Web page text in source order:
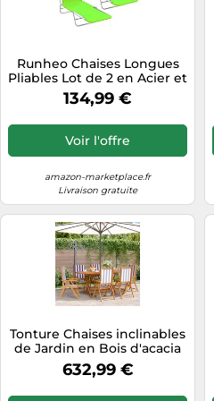
Runheo Chaises Longues
Pliables Lot de 2 en Acier et
Tissu Oxford Vert avec
Dossier réglable fauteuils
Balcon Piscine Plage
extérieur Camping détente
134,99 €
Voir l'offre
amazon-marketplace.fr
Livraison gratuite
Tonture Chaises inclinables
de Jardin en Bois d'acacia
Massif et Tissu Bleu Blanc,
Lot de 6 fauteuils Pliables
632,99 €